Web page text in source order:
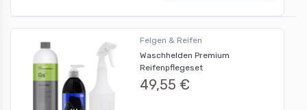
Felgen & Reifen
Waschhelden Premium
Reifenpflegeset
49,55 €